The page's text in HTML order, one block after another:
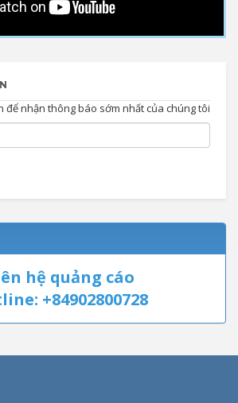
để nhận thông báo sớm nhất của chúng tôi
hệ quảng cáo
+84902800728